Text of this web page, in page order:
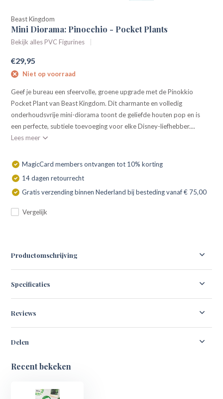
Beast Kingdom
Mini Diorama: Pinocchio - Pocket Plants
Bekijk alles PVC Figurines
€29,95
Niet op voorraad
Geef je bureau een sfeervolle, groene upgrade met de Pinokkio
Pocket Plant van Beast Kingdom. Dit charmante en volledig
onderhoudsvrije mini-diorama toont de geliefde houten pop en is
een perfecte, subtiele toevoeging voor elke Disney-liefhebber....
Lees meer
MagicCard members ontvangen tot 10% korting
14 dagen retourrecht
Gratis verzending binnen Nederland bij besteding vanaf € 75,00
Vergelijk
Productomschrijving
Specificaties
Reviews
Delen
Recent bekeken